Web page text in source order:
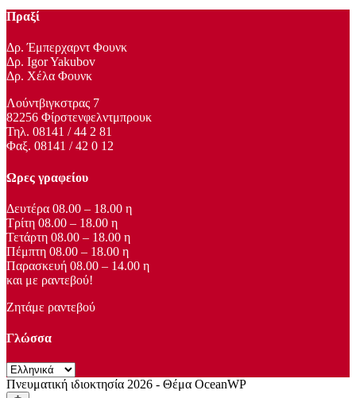
Πραξί
Δρ. Έμπερχαρντ Φουνκ
Δρ. Igor Yakubov
Δρ. Χέλα Φουνκ
Λούντβιγκστρας 7
82256 Φίρστενφελντμπρουκ
Τηλ. 08141 / 44 2 81
Φαξ. 08141 / 42 0 12
Ωρες γραφείου
Δευτέρα 08.00 – 18.00 η
Τρίτη 08.00 – 18.00 η
Τετάρτη 08.00 – 18.00 η
Πέμπτη 08.00 – 18.00 η
Παρασκευή 08.00 – 14.00 η
και με ραντεβού!
Ζητάμε ραντεβού
Γλώσσα
Πνευματική ιδιοκτησία 2026 - Θέμα OceanWP